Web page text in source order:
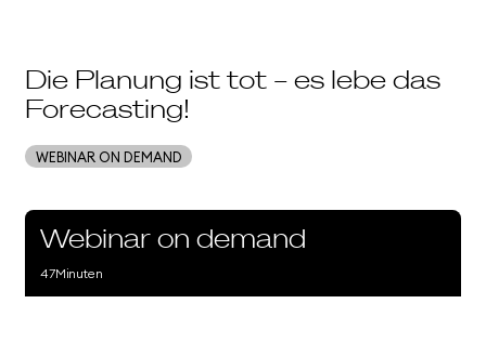
Die Planung ist tot – es lebe das
Forecasting!
WEBINAR ON DEMAND
Webinar on demand
47Minuten